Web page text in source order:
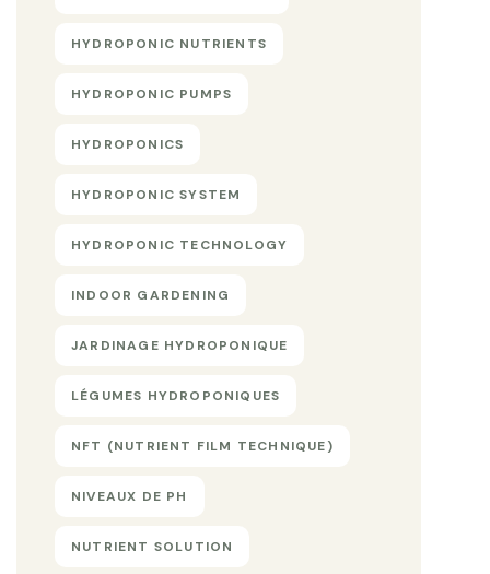
HYDROPONIC NUTRIENTS
HYDROPONIC PUMPS
HYDROPONICS
HYDROPONIC SYSTEM
HYDROPONIC TECHNOLOGY
INDOOR GARDENING
JARDINAGE HYDROPONIQUE
LÉGUMES HYDROPONIQUES
NFT (NUTRIENT FILM TECHNIQUE)
NIVEAUX DE PH
NUTRIENT SOLUTION